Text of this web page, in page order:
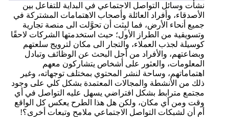
نشأت وسائل التواصل الاجتماعي في البداية للتفاعل بين
الأصدقاء، وأفراد العائلة وأصحاب الاهتمامات المشتركة في
جميع أنحاء الأرض، فما لبِثت أن تحوَّلت الى منصة تجارية
وتسويقية من الطراز الأول؛ حيث استخدمتها الشركات لاحقًا
كوسيلة لجذب العملاء، والتجار الى مكان لترويج سلعتهم
وبضاعتهم، والأفراد من أجل البحث عن الوظائف وتبادل
المعلومات، والعثور على أشخاص يتشاركون معهم
اهتماماتهم، وساحة لنشر المحتوي بمختلف توجهاته، وغير
ذلك من الأنشطة والمجالات المعتمدة بشكل كلي على وجود
مجتمع مترابط بشكل افتراضي يسهل عليه التواصل في أي
وقت ومن أي مكان، ولكن هل هذا الطرح يعكس كل الواقع
أم أن لشبكات التواصل الاجتماعي ملامح وتبعات أخرى؟!